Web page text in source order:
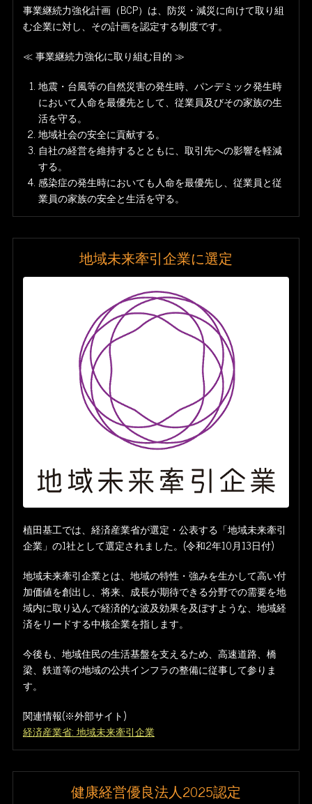
事業継続力強化計画（BCP）は、防災・減災に向けて取り組
む企業に対し、その計画を認定する制度です。
≪ 事業継続力強化に取り組む目的 ≫
地震・台風等の自然災害の発生時、パンデミック発生時
において人命を最優先として、従業員及びその家族の生
活を守る。
地域社会の安全に貢献する。
自社の経営を維持するとともに、取引先への影響を軽減
する。
感染症の発生時においても人命を最優先し、従業員と従
業員の家族の安全と生活を守る。
地域未来牽引企業に選定
植田基工では、経済産業省が選定・公表する「地域未来牽引
企業」の1社として選定されました。(令和2年10月13日付)
地域未来牽引企業とは、地域の特性・強みを生かして高い付
加価値を創出し、将来、成長が期待できる分野での需要を地
域内に取り込んで経済的な波及効果を及ぼすような、地域経
済をリードする中核企業を指します。
今後も、地域住民の生活基盤を支えるため、高速道路、橋
梁、鉄道等の地域の公共インフラの整備に従事して参りま
す。
関連情報(※外部サイト)
経済産業省: 地域未来牽引企業
健康経営優良法人2025認定